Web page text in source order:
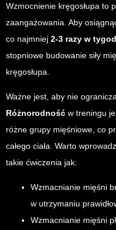
Wzmocnienie kręgosłupa to
zaangażowania. Aby
co najmniej 2-3 razy w
stopniowe budowanie siły
kręgosłupa.
Ważne jest, aby nie
Różnorodność w treningu
różne grupy mięśniowe, co
całego ciała. Warto
takie ćwiczenia jak:
Wzmacnianie mięśni
w utrzymaniu
Wzmacnianie mięśni